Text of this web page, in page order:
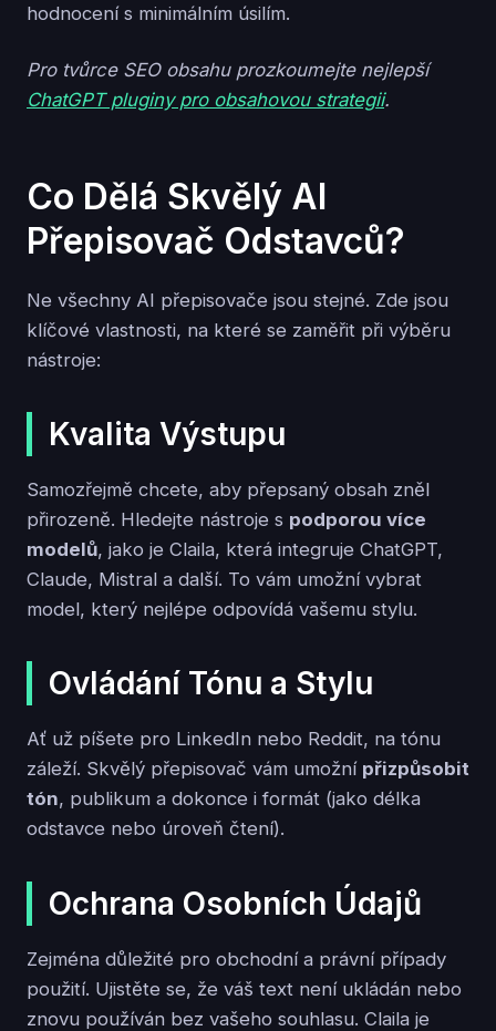
hodnocení s minimálním úsilím.
Pro tvůrce SEO obsahu prozkoumejte nejlepší
ChatGPT pluginy pro obsahovou strategii.
Co Dělá Skvělý AI
Přepisovač Odstavců?
Ne všechny AI přepisovače jsou stejné. Zde jsou
klíčové vlastnosti, na které se zaměřit při výběru
nástroje:
Kvalita Výstupu
Samozřejmě chcete, aby přepsaný obsah zněl
přirozeně. Hledejte nástroje s podporou více
modelů, jako je Claila, která integruje ChatGPT,
Claude, Mistral a další. To vám umožní vybrat
model, který nejlépe odpovídá vašemu stylu.
Ovládání Tónu a Stylu
Ať už píšete pro LinkedIn nebo Reddit, na tónu
záleží. Skvělý přepisovač vám umožní přizpůsobit
tón, publikum a dokonce i formát (jako délka
odstavce nebo úroveň čtení).
Ochrana Osobních Údajů
Zejména důležité pro obchodní a právní případy
použití. Ujistěte se, že váš text není ukládán nebo
znovu používán bez vašeho souhlasu. Claila je